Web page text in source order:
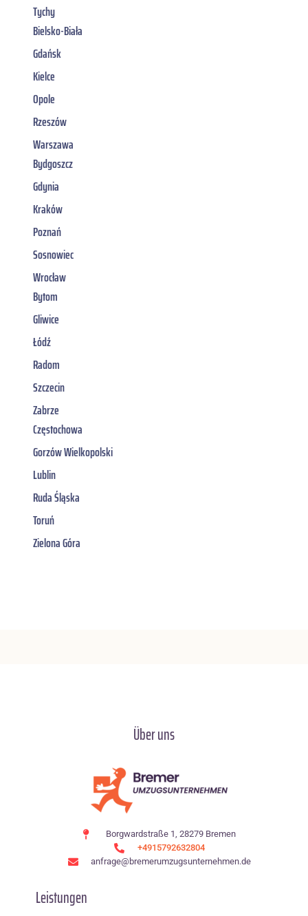
Tychy
Bielsko-Biała
Gdańsk
Kielce
Opole
Rzeszów
Warszawa
Bydgoszcz
Gdynia
Kraków
Poznań
Sosnowiec
Wrocław
Bytom
Gliwice
Łódź
Radom
Szczecin
Zabrze
Częstochowa
Gorzów Wielkopolski
Lublin
Ruda Śląska
Toruń
Zielona Góra
Über uns
Borgwardstraße 1, 28279 Bremen
+4915792632804
anfrage@bremerumzugsunternehmen.de
Leistungen